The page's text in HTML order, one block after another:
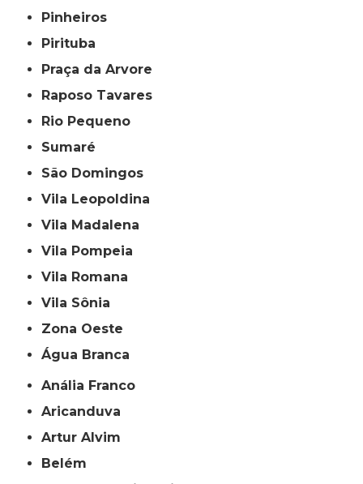
Pinheiros
Pirituba
Praça da Arvore
Raposo Tavares
Rio Pequeno
Sumaré
São Domingos
Vila Leopoldina
Vila Madalena
Vila Pompeia
Vila Romana
Vila Sônia
Zona Oeste
Água Branca
Anália Franco
Aricanduva
Artur Alvim
Belém